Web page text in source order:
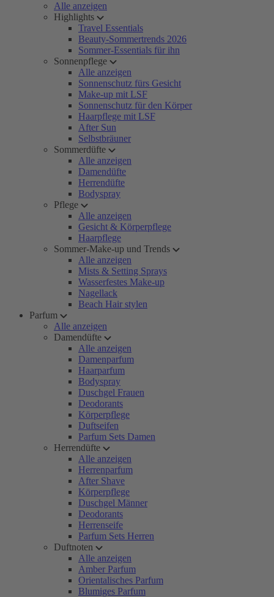
Alle anzeigen
Highlights
Travel Essentials
Beauty-Sommertrends 2026
Sommer-Essentials für ihn
Sonnenpflege
Alle anzeigen
Sonnenschutz fürs Gesicht
Make-up mit LSF
Sonnenschutz für den Körper
Haarpflege mit LSF
After Sun
Selbstbräuner
Sommerdüfte
Alle anzeigen
Damendüfte
Herrendüfte
Bodyspray
Pflege
Alle anzeigen
Gesicht & Körperpflege
Haarpflege
Sommer-Make-up und Trends
Alle anzeigen
Mists & Setting Sprays
Wasserfestes Make-up
Nagellack
Beach Hair stylen
Parfum
Alle anzeigen
Damendüfte
Alle anzeigen
Damenparfum
Haarparfum
Bodyspray
Duschgel Frauen
Deodorants
Körperpflege
Duftseifen
Parfum Sets Damen
Herrendüfte
Alle anzeigen
Herrenparfum
After Shave
Körperpflege
Duschgel Männer
Deodorants
Herrenseife
Parfum Sets Herren
Duftnoten
Alle anzeigen
Amber Parfum
Orientalisches Parfum
Blumiges Parfum